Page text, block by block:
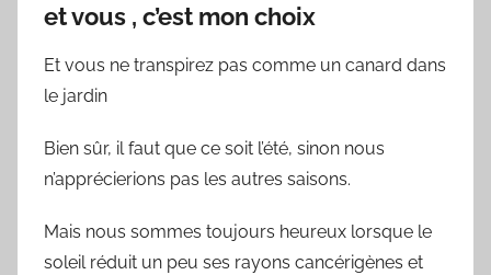
et vous , c’est mon choix
Et vous ne transpirez pas comme un canard dans
le jardin
Bien sûr, il faut que ce soit l’été, sinon nous
n’apprécierions pas les autres saisons.
Mais nous sommes toujours heureux lorsque le
soleil réduit un peu ses rayons cancérigènes et